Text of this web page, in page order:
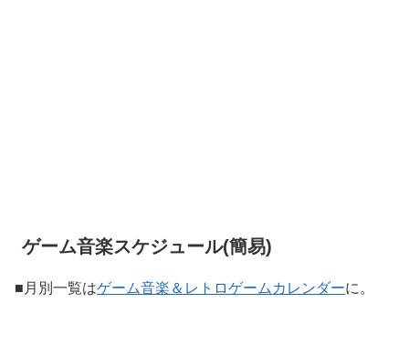
ゲーム音楽スケジュール(簡易)
■月別一覧はゲーム音楽＆レトロゲームカレンダーに。